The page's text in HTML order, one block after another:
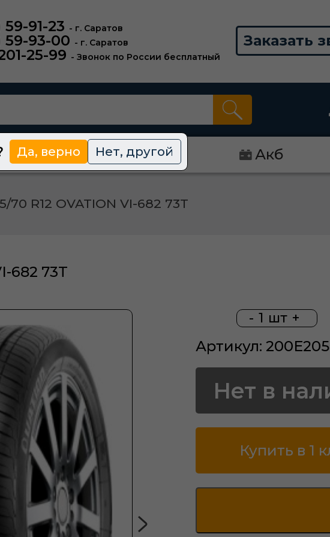
91-23 - г. Саратов
59-93-00 - г. Саратов
25-99 - Звонок по России бесплатный
Заказать
Да, верно Нет, другой
Диски Акб
70 R12 OVATION VI-682 73T
682 73T
- 1 шт +
Артикул:
Нет в
Купить в 1